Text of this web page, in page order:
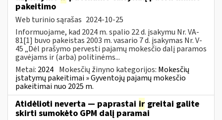
pakeitimo
Web turinio sąrašas 2024-10-25
Informuojame, kad 2024 m. spalio 22 d. įsakymu Nr. VA-
81[1] buvo pakeistas 2003 m. vasario 7 d. įsakymas Nr. V-
45 „Dėl prašymo pervesti pajamų mokesčio dalį paramos
gavėjams ir (arba) politinėms...
Metai: 2024 Mokesčių žinyno kategorijos: Mokesčių
įstatymų pakeitimai » Gyventojų pajamų mokesčio
pakeitimai nuo 2025 m.
Atidėlioti neverta — paprastai ir greitai galite
skirti sumokėto GPM dalį paramai